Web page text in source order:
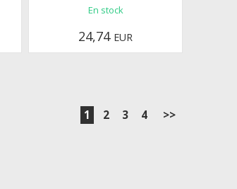
En stock
24,74 EUR
1 2 3 4 >>